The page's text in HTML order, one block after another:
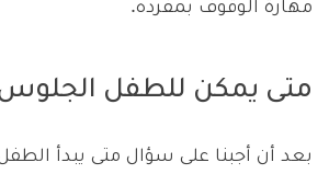
مهارة الوقوف بمفرده.
متى يمكن للطفل
بعد أن أجبنا على سؤال متى يبدأ